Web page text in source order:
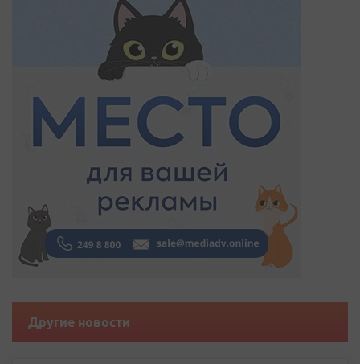
Другие новости